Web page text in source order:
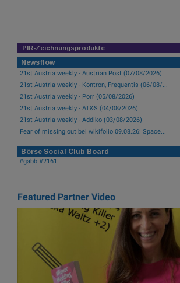
PIR-Zeichnungsprodukte
Newsflow
21st Austria weekly - Austrian Post (07/08/2026)
21st Austria weekly - Kontron, Frequentis (06/08/...
21st Austria weekly - Porr (05/08/2026)
21st Austria weekly - AT&S (04/08/2026)
21st Austria weekly - Addiko (03/08/2026)
Fear of missing out bei wikifolio 09.08.26: Space...
Börse Social Club Board
#gabb #2161
Featured Partner Video